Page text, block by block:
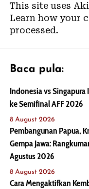
This site uses
Learn how your
processed.
Baca pula:
Indonesia vs Singapura
ke Semifinal AFF 2026
8 August 2026
Pembangunan Papua,
Gempa Jawa:
Agustus 2026
8 August 2026
Cara Mengaktifkan